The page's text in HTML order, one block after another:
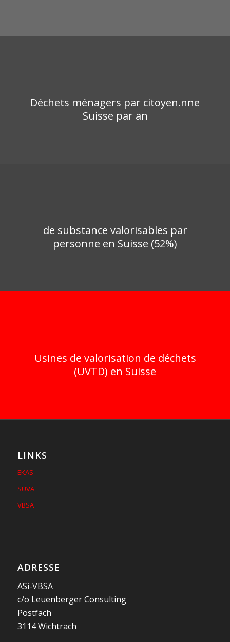
Déchets ménagers par citoyen.nne
Suisse par an
de substance valorisables par
personne en Suisse (52%)
Usines de valorisation de déchets
(UVTD) en Suisse
LINKS
EKAS
SUVA
VBSA
ADRESSE
ASi-VBSA
c/o Leuenberger Consulting
Postfach
3114 Wichtrach